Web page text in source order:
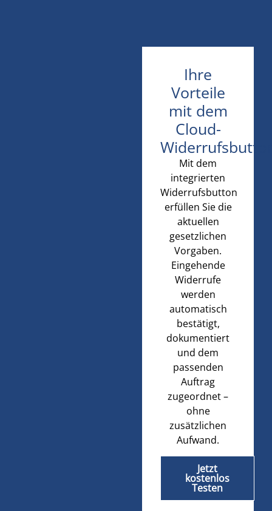
Ihre
Vorteile
mit dem
Cloud-
Mit dem
integrierten
Widerrufsbutton
erfüllen Sie die
aktuellen
gesetzlichen
Vorgaben.
Eingehende
Widerrufe
werden
automatisch
bestätigt,
dokumentiert
und dem
passenden
Auftrag
zugeordnet –
ohne
zusätzlichen
Aufwand.
Jetzt
kostenlos
Testen